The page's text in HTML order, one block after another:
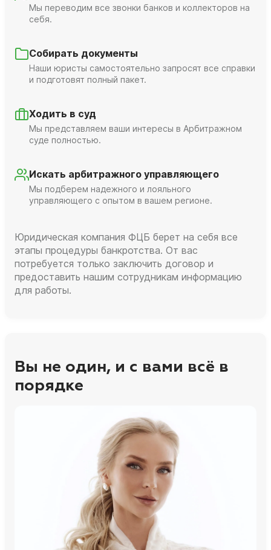
Мы переводим все звонки банков и коллекторов на
себя.
Собирать документы
Наши юристы самостоятельно запросят все справки
и подготовят полный пакет.
Ходить в суд
Мы представляем ваши интересы в Арбитражном
суде полностью.
Искать арбитражного управляющего
Мы подберем надежного и лояльного
управляющего с опытом в вашем регионе.
Юридическая компания ФЦБ берет на себя все
этапы процедуры банкротства. От вас
потребуется только заключить договор и
предоставить нашим сотрудникам информацию
для работы.
Вы не один, и с вами всё в
порядке